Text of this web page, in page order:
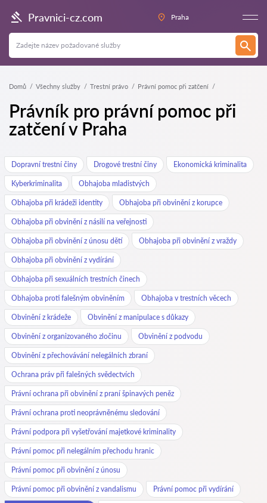
Pravnici-cz.com Praha
Domů Všechny služby Trestní právo Právní pomoc při zatčení
Právník pro právní pomoc při
zatčení v Praha
Dopravní trestní činy Drogové trestní činy Ekonomická kriminalita
Kyberkriminalita Obhajoba mladistvých
Obhajoba při krádeži identity Obhajoba při obvinění z korupce
Obhajoba při obvinění z násilí na veřejnosti
Obhajoba při obvinění z únosu dětí Obhajoba při obvinění z vraždy
Obhajoba při obvinění z vydírání
Obhajoba při sexuálních trestních činech
Obhajoba proti falešným obviněním Obhajoba v trestních věcech
Obvinění z krádeže Obvinění z manipulace s důkazy
Obvinění z organizovaného zločinu Obvinění z podvodu
Obvinění z přechovávání nelegálních zbraní
Ochrana práv při falešných svědectvích
Právní ochrana při obvinění z praní špinavých peněz
Právní ochrana proti neoprávněnému sledování
Právní podpora při vyšetřování majetkové kriminality
Právní pomoc při nelegálním přechodu hranic
Právní pomoc při obvinění z únosu
Právní pomoc při obvinění z vandalismu Právní pomoc při vydírání